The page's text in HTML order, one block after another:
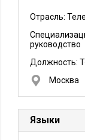
Отрасль:
руководство
Должность:
Москва
Языки